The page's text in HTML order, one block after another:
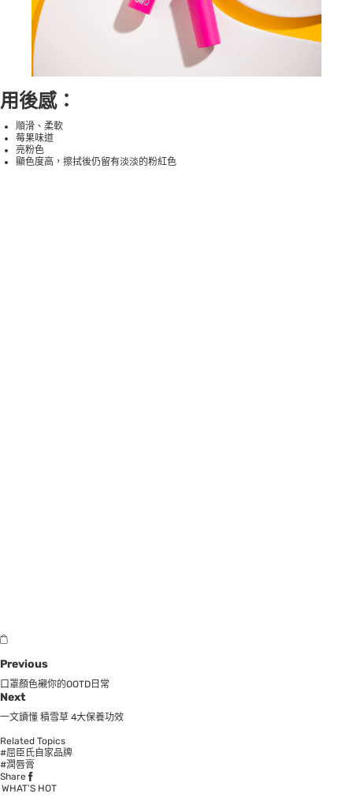
用後感：
順滑、柔軟
莓果味道
亮粉色
顯色度高，擦拭後仍留有淡淡的粉紅色
Previous
口罩顏色襯你的OOTD日常
Next
一文讀懂 積雪草 4大保養功效
Related Topics
#屈臣氏自家品牌
#潤唇膏
Share
WHAT’S HOT